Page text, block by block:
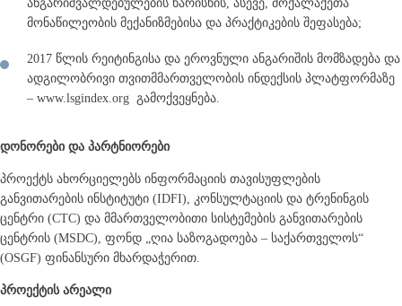
ანგარიშვალდებულების ხარისხის, ასევე, მოქალაქეთა
მონაწილეობის მექანიზმებისა და პრაქტიკების შეფასება;
2017 წლის რეიტინგისა და ეროვნული ანგარიშის მომზადება და
ადგილობრივი თვითმმართველობის ინდექსის პლატფორმაზე
– www.lsgindex.org გამოქვეყნება.
დონორები და პარტნიორები
პროექტს ახორციელებს ინფორმაციის თავისუფლების
განვითარების ინსტიტუტი (IDFI), კონსულტაციის და ტრენინგის
ცენტრი (CTC) და მმართველობითი სისტემების განვითარების
ცენტრის (MSDC), ფონდ „ღია საზოგადოება – საქართველოს“
(OSGF) ფინანსური მხარდაჭერით.
პროექტის არეალი